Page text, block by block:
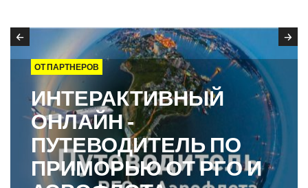
ОТ ПАРТНЕРОВ
ИНТЕРАКТИВНЫЙ
ОНЛАЙН ‑
ПУТЕВОДИТЕЛЬ ПО
ПРИМОРЬЮ ОТ РГО И